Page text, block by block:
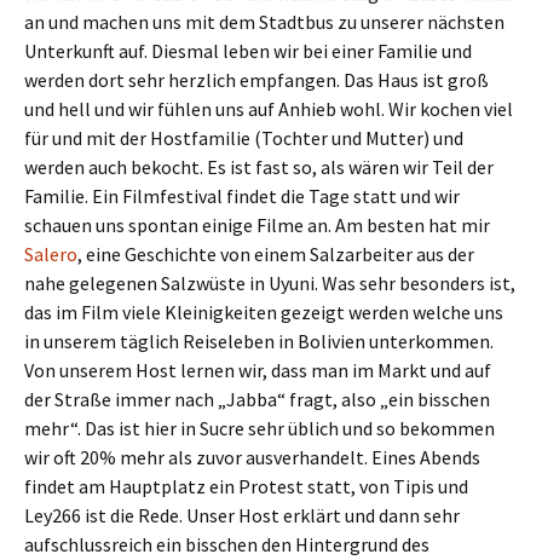
an und machen uns mit dem Stadtbus zu unserer nächsten
Unterkunft auf. Diesmal leben wir bei einer Familie und
werden dort sehr herzlich empfangen. Das Haus ist groß
und hell und wir fühlen uns auf Anhieb wohl. Wir kochen viel
für und mit der Hostfamilie (Tochter und Mutter) und
werden auch bekocht. Es ist fast so, als wären wir Teil der
Familie. Ein Filmfestival findet die Tage statt und wir
schauen uns spontan einige Filme an. Am besten hat mir
Salero, eine Geschichte von einem Salzarbeiter aus der
nahe gelegenen Salzwüste in Uyuni. Was sehr besonders ist,
das im Film viele Kleinigkeiten gezeigt werden welche uns
in unserem täglich Reiseleben in Bolivien unterkommen.
Von unserem Host lernen wir, dass man im Markt und auf
der Straße immer nach „Jabba“ fragt, also „ein bisschen
mehr“. Das ist hier in Sucre sehr üblich und so bekommen
wir oft 20% mehr als zuvor ausverhandelt. Eines Abends
findet am Hauptplatz ein Protest statt, von Tipis und
Ley266 ist die Rede. Unser Host erklärt und dann sehr
aufschlussreich ein bisschen den Hintergrund des